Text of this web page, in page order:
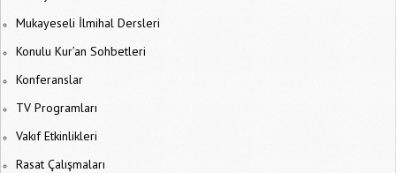
Mukayeseli İlmihal Dersleri
Konulu Kur’an Sohbetleri
Konferanslar
TV Programları
Vakıf Etkinlikleri
Rasat Çalışmaları